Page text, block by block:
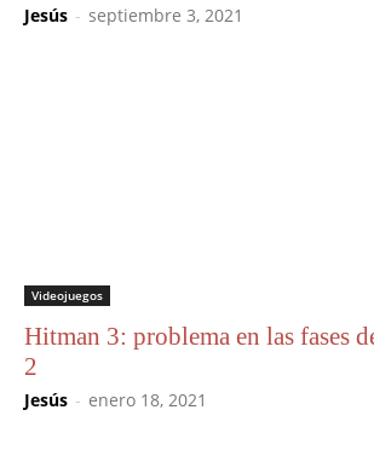
Jesús - septiembre 3, 2021
Videojuegos
Hitman 3: problema en las fases
2
Jesús - enero 18, 2021